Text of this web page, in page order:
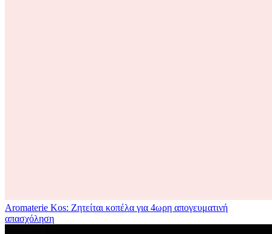
Aromaterie Kos: Ζητείται κοπέλα για 4ωρη απογευματινή
απασχόληση